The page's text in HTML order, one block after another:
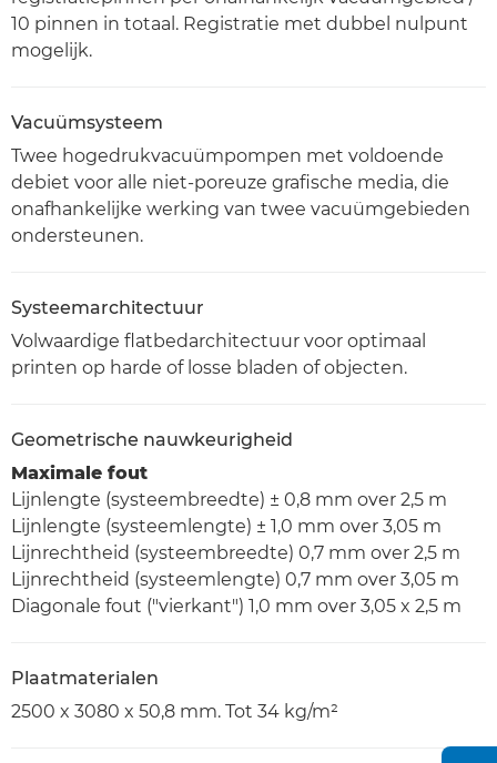
10 pinnen in totaal. Registratie met dubbel nulpunt
mogelijk.
Vacuümsysteem
Twee hogedrukvacuümpompen met voldoende
debiet voor alle niet-poreuze grafische media, die
onafhankelijke werking van twee vacuümgebieden
ondersteunen.
Systeemarchitectuur
Volwaardige flatbedarchitectuur voor optimaal
printen op harde of losse bladen of objecten.
Geometrische nauwkeurigheid
Maximale fout
Lijnlengte (systeembreedte) ± 0,8 mm over 2,5 m
Lijnlengte (systeemlengte) ± 1,0 mm over 3,05 m
Lijnrechtheid (systeembreedte) 0,7 mm over 2,5 m
Lijnrechtheid (systeemlengte) 0,7 mm over 3,05 m
Diagonale fout ("vierkant") 1,0 mm over 3,05 x 2,5 m
Plaatmaterialen
2500 x 3080 x 50,8 mm. Tot 34 kg/m²